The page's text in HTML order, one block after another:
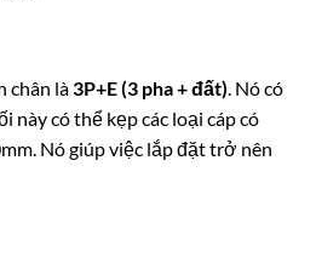
chân là3P+E (3 pha + đất). Nó có
này có thể kẹp các loại cáp có
Nó giúp việc lắp đặt trở nên